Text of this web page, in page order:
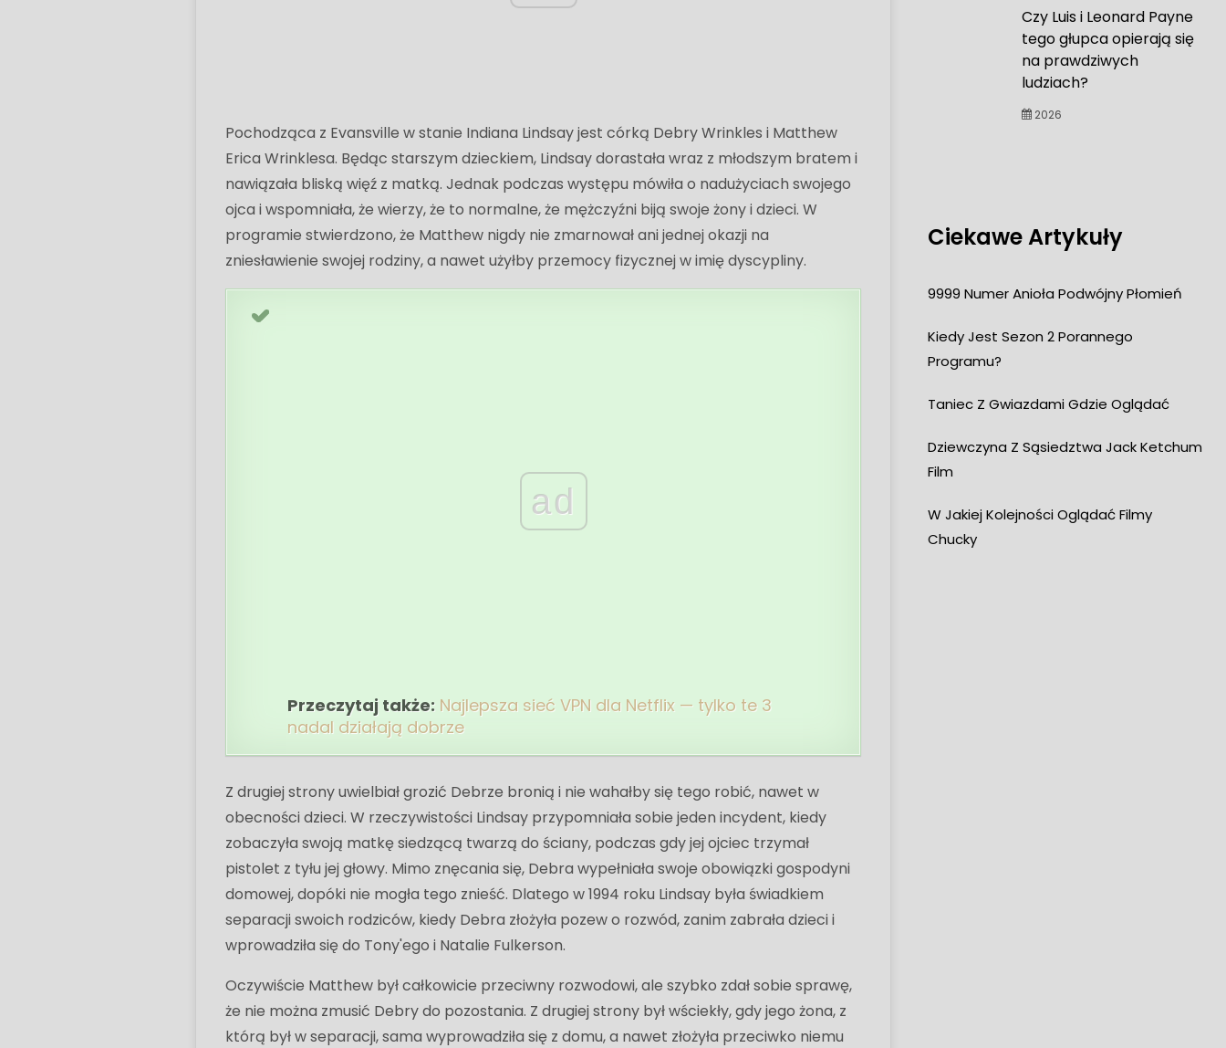
Pochodząca z Evansville w stanie Indiana Lindsay jest córką Debry Wrinkles i Matthew
Erica Wrinklesa. Będąc starszym dzieckiem, Lindsay dorastała wraz z młodszym bratem i
nawiązała bliską więź z matką. Jednak podczas występu mówiła o nadużyciach swojego
ojca i wspomniała, że ​​​​wierzy, że to normalne, że mężczyźni biją swoje żony i dzieci. W
programie stwierdzono, że Matthew nigdy nie zmarnował ani jednej okazji na
zniesławienie swojej rodziny, a nawet użyłby przemocy fizycznej w imię dyscypliny.
ad
Przeczytaj także: Najlepsza sieć VPN dla Netflix — tylko te 3
nadal działają dobrze
Z drugiej strony uwielbiał grozić Debrze bronią i nie wahałby się tego robić, nawet w
obecności dzieci. W rzeczywistości Lindsay przypomniała sobie jeden incydent, kiedy
zobaczyła swoją matkę siedzącą twarzą do ściany, podczas gdy jej ojciec trzymał
pistolet z tyłu jej głowy. Mimo znęcania się, Debra wypełniała swoje obowiązki gospodyni
domowej, dopóki nie mogła tego znieść. Dlatego w 1994 roku Lindsay była świadkiem
separacji swoich rodziców, kiedy Debra złożyła pozew o rozwód, zanim zabrała dzieci i
wprowadziła się do Tony'ego i Natalie Fulkerson.
Oczywiście Matthew był całkowicie przeciwny rozwodowi, ale szybko zdał sobie sprawę,
że nie można zmusić Debry do pozostania. Z drugiej strony był wściekły, gdy jego żona, z
którą był w separacji, sama wyprowadziła się z domu, a nawet złożyła przeciwko niemu
Czy Luis i Leonard Payne
tego głupca opierają się
na prawdziwych
ludziach?
2026
Ciekawe Artykuły
9999 Numer Anioła Podwójny Płomień
Kiedy Jest Sezon 2 Porannego
Programu?
Taniec Z Gwiazdami Gdzie Oglądać
Dziewczyna Z Sąsiedztwa Jack Ketchum
Film
W Jakiej Kolejności Oglądać Filmy
Chucky